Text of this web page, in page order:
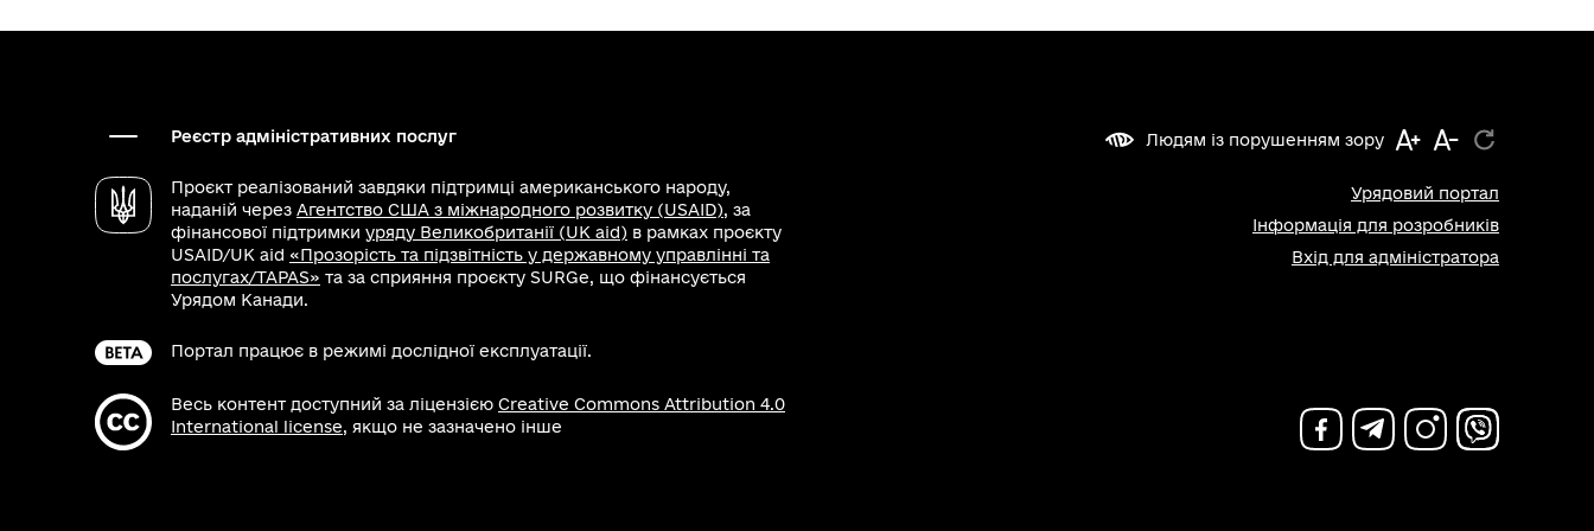
Реєстр адміністративних послуг
Проєкт реалізований завдяки підтримці американського народу,
наданій через Агентство США з міжнародного розвитку (USAID), за
фінансової підтримки уряду Великобританії (UK aid) в рамках проєкту
USAID/UK aid «Прозорість та підзвітність у державному управлінні та
послугах/TAPAS» та за сприяння проєкту SURGe, що фінансується
Урядом Канади.
Портал працює в режимі дослідної експлуатації.
Весь контент доступний за ліцензією Creative Commons Attribution 4.0
International license, якщо не зазначено інше
Людям із порушенням зору
Урядовий портал
Інформація для розробників
Вхід для адміністратора